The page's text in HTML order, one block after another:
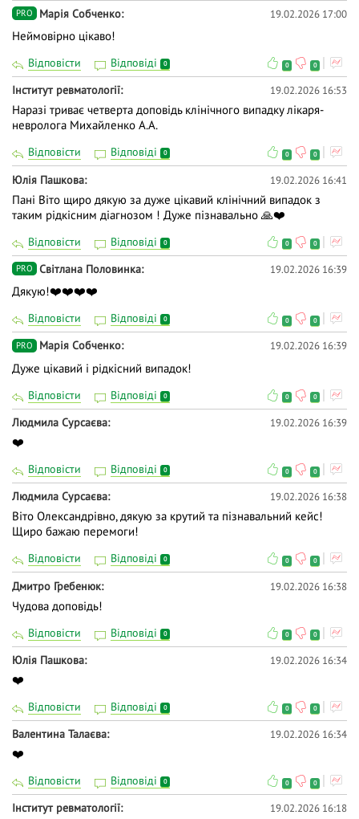
PRO Марія Собченко 19.02.2026 17:00
Неймовірно цікаво!
Відповісти Відповіді 0 0 0
Інститут ревматології 19.02.2026 16:53
Наразі триває четверта доповідь клінічного випадку лікаря-
невролога Михайленко А.А.
Відповісти Відповіді 0 0 0
Юлія Пашкова 19.02.2026 16:41
Пані Віто щиро дякую за дуже цікавий клінічний випадок з
таким рідкісним діагнозом ! Дуже пізнавально 🙏❤️
Відповісти Відповіді 0 0 0
PRO Світлана Половинка 19.02.2026 16:39
Дякую!❤️❤️❤️❤️
Відповісти Відповіді 0 0 0
PRO Марія Собченко 19.02.2026 16:39
Дуже цікавий і рідкісний випадок!
Відповісти Відповіді 0 0 0
Людмила Сурсаєва 19.02.2026 16:39
❤️
Відповісти Відповіді 0 0 0
Людмила Сурсаєва 19.02.2026 16:38
Віто Олександрівно, дякую за крутий та пізнавальний кейс!
Щиро бажаю перемоги!
Відповісти Відповіді 0 0 0
Дмитро Гребенюк 19.02.2026 16:38
Чудова доповідь!
Відповісти Відповіді 0 0 0
Юлія Пашкова 19.02.2026 16:34
❤️
Відповісти Відповіді 0 0 0
Валентина Талаєва 19.02.2026 16:34
❤️
Відповісти Відповіді 0 0 0
Інститут ревматології 19.02.2026 16:18